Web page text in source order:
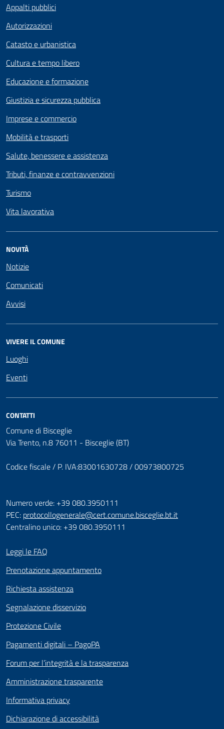
Appalti pubblici
Autorizzazioni
Catasto e urbanistica
Cultura e tempo libero
Educazione e formazione
Giustizia e sicurezza pubblica
Imprese e commercio
Mobilità e trasporti
Salute, benessere e assistenza
Tributi, finanze e contravvenzioni
Turismo
Vita lavorativa
NOVITÀ
Notizie
Comunicati
Avvisi
VIVERE IL COMUNE
Luoghi
Eventi
CONTATTI
Comune di Bisceglie
Via Trento, n.8 76011 - Bisceglie (BT)
Codice fiscale / P. IVA:83001630728 / 00973800725
Numero verde: +39 080.3950111
PEC: protocollogenerale@cert.comune.bisceglie.bt.it
Centralino unico: +39 080.3950111
Leggi le FAQ
Prenotazione appuntamento
Richiesta assistenza
Segnalazione disservizio
Protezione Civile
Pagamenti digitali – PagoPA
Forum per l’integrità e la trasparenza
Amministrazione trasparente
Informativa privacy
Dichiarazione di accessibilità